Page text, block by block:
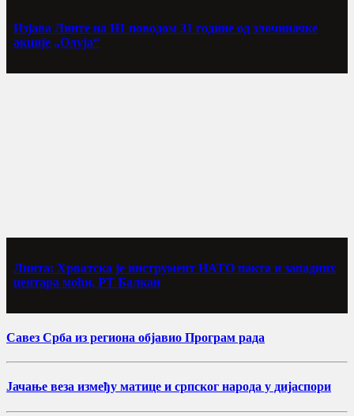
Изјава Линте на Н1 поводом 31 године од злочиначке
акције „Олуја“
Линта: Хрватска је инструмент НАТО пакта и западних
центара моћи, РТ Балкан
Савез Срба из региона објавио Програм рада
Јачање веза између матице и српског народа у дијаспори